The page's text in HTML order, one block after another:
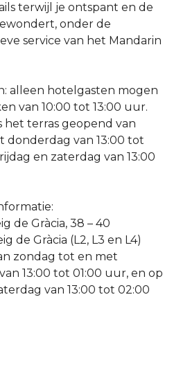
terwijl je ontspant en de
onder de
service van het Mandarin
alleen hotelgasten mogen
van 10:00 tot 13:00 uur.
het terras geopend van
donderdag van 13:00 tot
en zaterdag van 13:00
de Gràcia, 38 – 40
de Gràcia (L2, L3 en L4)
zondag tot en met
13:00 tot 01:00 uur, en op
van 13:00 tot 02:00